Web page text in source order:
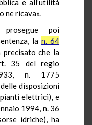
e all’utilità
ne ricava».
prosegue poi
la n. 64
precisato che la
35 del regio
n. 1775
disposizioni
elettrici), e
1994, n. 36
idriche), ha